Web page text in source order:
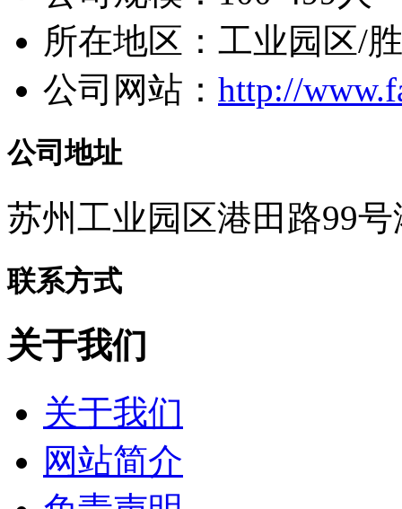
所在地区：工业园区/
公司网站： http://
公司地址
苏州工业园区港田路99
联系方式
关于我们
关于我们
网站简介